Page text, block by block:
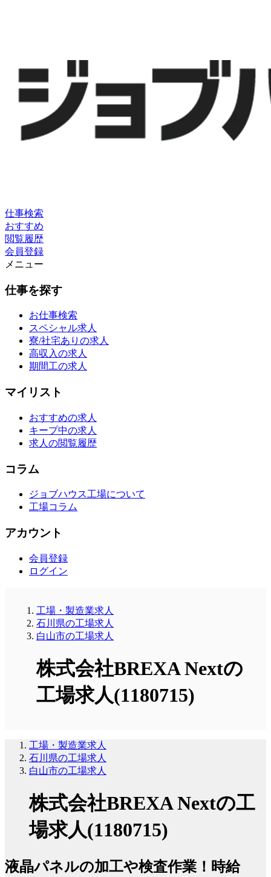
仕事検索
おすすめ
閲覧履歴
会員登録
メニュー
仕事を探す
お仕事検索
スペシャル求人
寮/社宅ありの求人
高収入の求人
期間工の求人
マイリスト
おすすめの求人
キープ中の求人
求人の閲覧履歴
コラム
ジョブハウス工場について
工場コラム
アカウント
会員登録
ログイン
工場・製造業求人
石川県の工場求人
白山市の工場求人
株式会社BREXA Nextの
工場求人(1180715)
工場・製造業求人
石川県の工場求人
白山市の工場求人
株式会社BREXA Nextの工
場求人(1180715)
液晶パネルの加工や検査作業！時給